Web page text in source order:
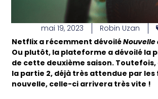
mai 19, 2023 Robin Uzan
Netflix a récemment dévoiléNouvelle
Ou plutôt, la plateforme a dévoilé la
de cette deuxième saison. Toutefois,
la partie 2, déjà très attendue par les
nouvelle, celle-ci arrivera très vite !